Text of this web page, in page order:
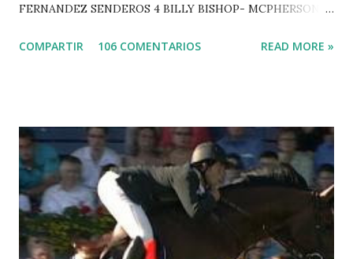
FERNANDEZ SENDEROS 4 BILLY BISHOP- MCPHERSON 5
-EPAILLARD 7 GIG AMAI M WHITAKER 8 SILVANA DU
POWER - MILLAR 5 ARMANIE -VOORN 6 QUERLYBET
HERO -LEJAUNE 7 MO CHROI - O’BRIEN 8 CARMENA Z -
BREEN 9 JALLA DE GAVIERE -RAMZY AL DUHAMI 10
NOVEL -PHILIPPAERTS 3 triple 1 LATE NIGHT -LEVY 2 K
CLUB LADY -O’CONNOR 3 QUICK STUDY - HOUGH 4
LORENZO -AHLMANN 5 L’ESPOIR -GULLIKSEN 6
COMPARTIR 106 COMENTARIOS READ MORE »